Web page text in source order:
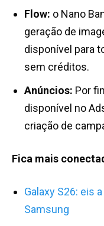
Flow: o Nano
geração de
disponível para
sem créditos.
Anúncios: Por
disponível no
criação de
Fica mais
Galaxy S26: eis
Samsung